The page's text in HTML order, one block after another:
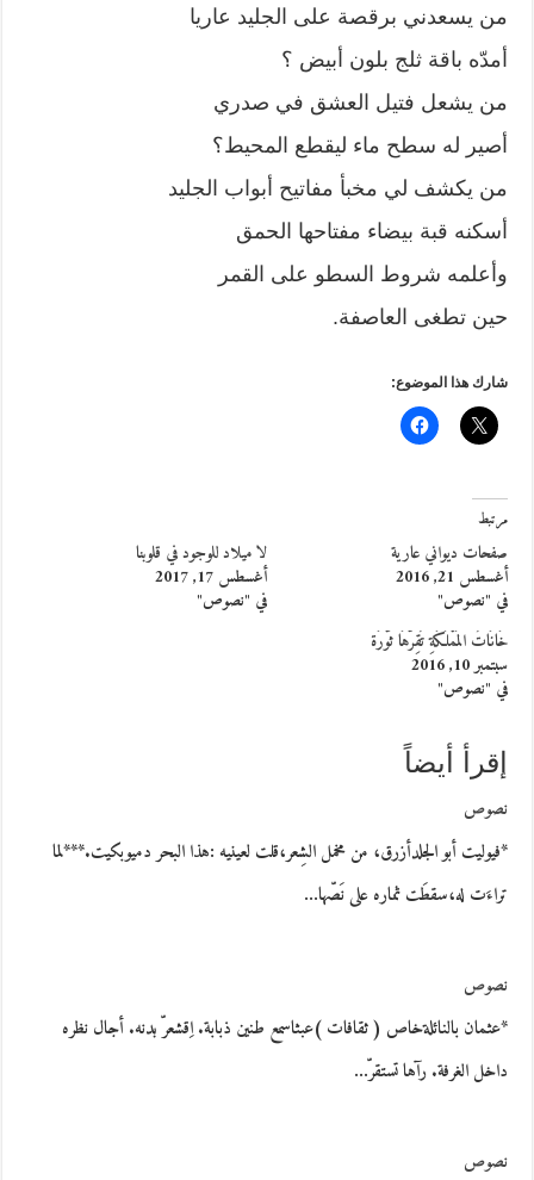
من يسعدني برقصة على الجليد عاريا
أمدّه باقة ثلج بلون أبيض ؟
من يشعل فتيل العشق في صدري
أصير له سطح ماء ليقطع المحيط؟
من يكشف لي مخبأ مفاتيح أبواب الجليد
أسكنه قبة بيضاء مفتاحها الحمق
وأعلمه شروط السطو على القمر
حين تطغى العاصفة.
شارك هذا الموضوع:
مرتبط
صفحات ديواني عارية
أغسطس 21, 2016
في "نصوص"
لا ميلاد للوجود في قلوبنا
أغسطس 17, 2017
في "نصوص"
خَانَاتُ المَمْلَكَةِ تُقِرُّهَا ثَوْرَة
سبتمبر 10, 2016
في "نصوص"
إقرأ أيضاً
نصوص
*فيوليت أبو الجلدأزرق، من مخمل الشِعر،قلت لعينيه :هذا البحر دميوبكيت.***لما
تراءَت له،سقطَت ثماره على نَصّها…
نصوص
*عثمان بالنائلةخاص ( ثقافات )عبثاسمع طنين ذبابة. اِقشعرّ بدنه. أجال نظره
داخل الغرفة. رآها تستقرّ…
نصوص